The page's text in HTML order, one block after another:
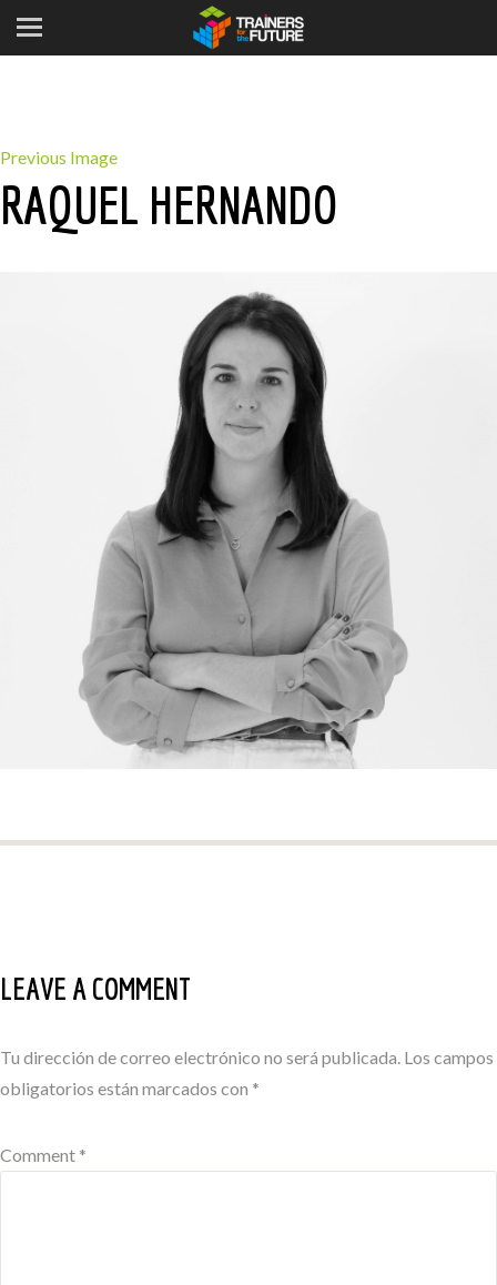
Previous Image
RAQUEL HERNANDO
LEAVE A COMMENT
Tu dirección de correo electrónico no será publicada. Los campos
obligatorios están marcados con *
Comment *